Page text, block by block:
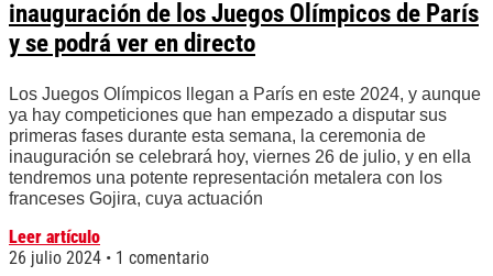
inauguración de los Juegos Olímpicos de París
y se podrá ver en directo
Los Juegos Olímpicos llegan a París en este 2024, y aunque
ya hay competiciones que han empezado a disputar sus
primeras fases durante esta semana, la ceremonia de
inauguración se celebrará hoy, viernes 26 de julio, y en ella
tendremos una potente representación metalera con los
franceses Gojira, cuya actuación
Leer artículo
26 julio 2024
1 comentario